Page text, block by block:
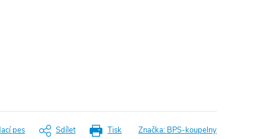
Tisk
pes Sdílet Značka: BPS-koupelny